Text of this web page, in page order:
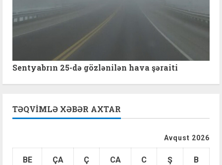
Sentyabrın 25-də gözlənilən hava şəraiti
TƏQVIMLƏ XƏBƏR AXTAR
Avqust 2026
BE ÇA Ç CA C Ş B